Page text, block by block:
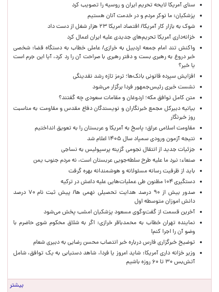
سنای آمریکا لایحه تحریم ایران و روسیه را تصویب کرد
پزشکیان: ما نوکر مردم و در خدمت آنان هستیم
شوک به بازار کار آمریکا/ اقتصاد امریکا ۲۳ هزار شغل از دست داد
خزانه‌داری آمریکا تحریم‌های جدیدی علیه ایران اعمال کرد
واکنش تند امام جمعه اردبیل به خرازی/ عاملی خطاب به دستگاه قضا: شخصی
خبر دروغ به رهبری بست و دفتر رهبری با صراحت آن را رد کرد، آیا این جرم است
یا خیر؟
افزایش سپرده قانونی بانک‌ها؛ ترمز تازه رشد نقدینگی
نشست خبری رئیس‌جمهور فردا برگزار می‌شود
متن کامل توافق مکه؛ اردوغان و مقامات سعودی چه گفتند؟
بیانیه دبیرکل مجمع خبرنگاران و نویسندگان دفاع مقدس و مقاومت به مناسبت
روز خبرنگار
مقاومت اسلامی عراق: پاسخ به آمریکا و عربستان را به تعویق انداختیم
نتیجه آزمون ورودی سمپاد سال ۱۴۰۵ اعلام شد
جزئیات جدید از انتقال نجومی گزینه پرسپولیس به نساجی
صنعاء: نبرد ما علیه طرح سلطه‌جویی عربستان است، نه مردم جنوب یمن
باید از ظرفیت رسانه مسئولانه و هوشمندانه بهره گرفت
دستگیری ۱۰۴ مظنون طی عملیات‌هایی علیه داعش در ترکیه
صدور بیش از ۹۰ درصد هدایت تحصیلی نهمی ها/ پیش ثبت نام ۷۰ درصد
دانش اموزان متوسطه اول
آخرین قسمت از گفت‌وگوی مسعود پزشکیان امشب پخش می‌شود
نماینده تهران خطاب به محمدباقر خرازی: اگر به شلاق محکوم شوی حاضرم با
وضو آن را اجرا کنم!
توضیح خبرگزاری فارس درباره خبر انتصاب محسن رضایی به دبیری شعام
وزیر خزانه داری آمریکا: شاید امروز یا فردا، شاهد دستیابی به یک توافق، شامل
آتش‌بس ۳۰ تا ۶۰ روزه باشیم
بیشتر